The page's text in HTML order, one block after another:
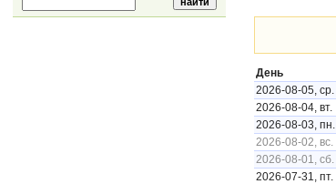
День
2026-08-05, ср.
2026-08-04, вт.
2026-08-03, пн.
2026-08-02, вс.
2026-08-01, сб.
2026-07-31, пт.